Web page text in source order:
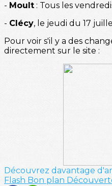
- Moult : Tous les
- Clécy, le jeudi du 17
Pour voir s'il y a des
directement sur le site :
Découvrez davantage
Flash Bon plan